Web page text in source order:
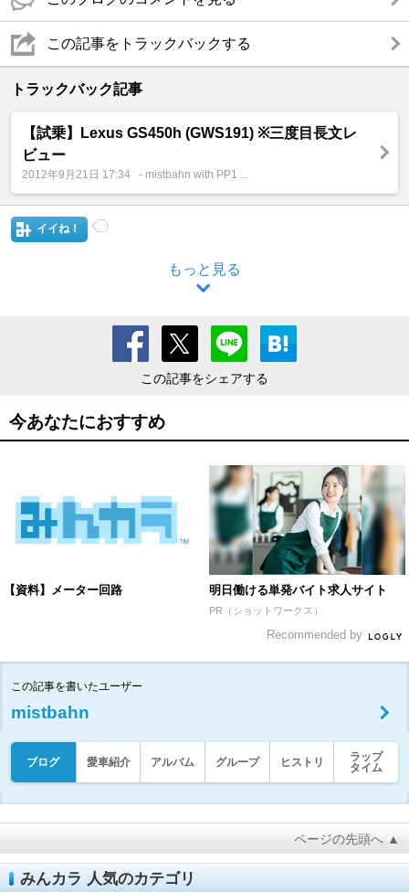
この記事をトラックバックする
トラックバック記事
【試乗】Lexus GS450h (GWS191) ※三度目長文レ
ビュー
2012年9月21日 17:34 - mistbahn with PP1 ...
イイね！
もっと見る
この記事をシェアする
今あなたにおすすめ
【資料】メーター回路 明日働ける単発バイト求人サイト
PR（ショットワークス）
Recommended by
この記事を書いたユーザー
mistbahn
ブログ 愛車紹介 アルバム グループ ヒストリ
ラップ
タイム
ページの先頭へ ▲
みんカラ 人気のカテゴリ